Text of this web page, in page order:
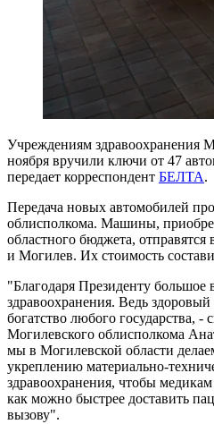
Учреждениям здравоохранения
ноября вручили ключи от 47
передает корреспондент БЕЛТА.
Передача новых автомобилей
облисполкома. Машины,
областного бюджета,
и Могилев. Их стоимость
"Благодаря Президенту большое
здравоохранения. Ведь
богатство любого государства, -
Могилевского облисполкома
мы в Могилевской области
укреплению материально-
здравоохранения, чтобы
как можно быстрее доставить
вызову".